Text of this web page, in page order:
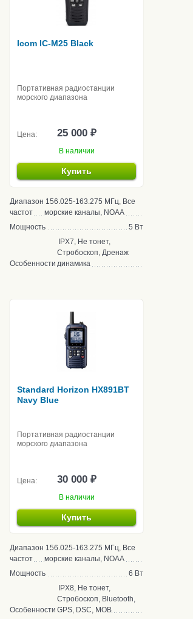
Icom IC-M25 Black
Портативная радиостанции
морского диапазона
Цена: 25 000 ₽
В наличии
Купить
Диапазон
частот
156.025-163.275 МГц, Все
морские каналы, NOAA
Мощность
5 Вт
Особенности
IPX7, Не тонет,
Стробоскоп, Дренаж
динамика
Standard Horizon HX891BT
Navy Blue
Портативная радиостанции
морского диапазона
Цена: 30 000 ₽
В наличии
Купить
Диапазон
частот
156.025-163.275 МГц, Все
морские каналы, NOAA
Мощность
6 Вт
Особенности
IPX8, Не тонет,
Стробоскоп, Bluetooth,
GPS, DSC, MOB